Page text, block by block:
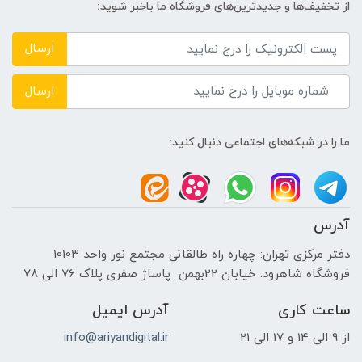
4GB
اندازه صفحه نمایش
15.6 اینچ
نوع صفحه نمایش
TFT LED-backlit LCD
Full HD| 1920 x1080
صفحه نمایش مات
از تخفیف‌ها و جدیدترین‌های فروشگاه ما باخبر شوید:
ارسال
ارسال
ما را در شبکه‌های اجتماعی دنبال کنید:
آدرس
دفتر مرکزی تهران: چهاره راه طالقانی مجتمع نور واحد 10103
فروشگاه شاهرود: خیابان 22بهمن پاساژ صفری پلاک 76 الی 78
ساعت کاری
از 9 الی 14 و 17 الی 21
آدرس ایمیل
info@ariyandigital.ir